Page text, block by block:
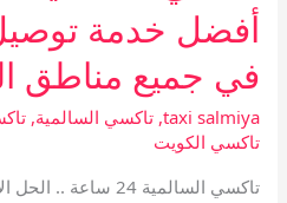
أفضل خدمة
في جميع مناطق
taxi salmiya
,تاكسي السالمية,
تاكسي الكويت
تاكسي السالمية 24
الكويت